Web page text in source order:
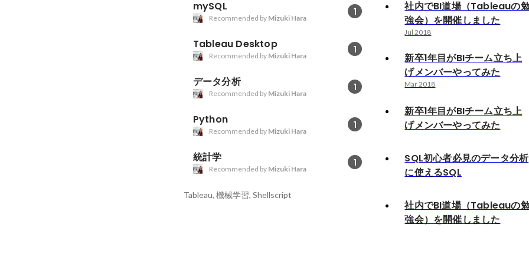
mySQL 1
Recommended by Mizuki Hara
Tableau Desktop 1
Recommended by Mizuki Hara
データ分析 1
Recommended by Mizuki Hara
Python 1
Recommended by Mizuki Hara
統計学 1
Recommended by Mizuki Hara
Tableau, 機械学習, Shellscript
社内でBI道場（Tableauの
強会）を開催しました
Jul 2018
新卒1年目がBIチーム立ち上
げメンバーやってみた
Mar 2018
新卒1年目がBIチーム立ち上
げメンバーやってみた
SQL初心者必見のデータ分析
に使えるSQL
社内でBI道場（Tableauの
強会）を開催しました